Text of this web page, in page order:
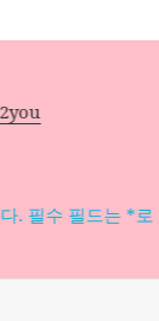
.필수 필드는*로